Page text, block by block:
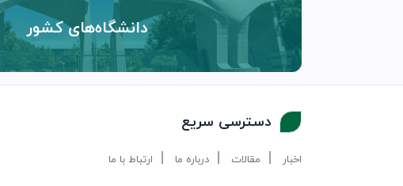
دانشگاه‌های کشور
دسترسی سریع
اخبار مقالات درباره ما ارتباط با ما